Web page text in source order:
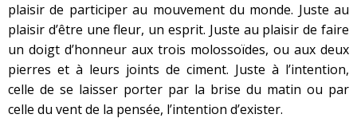
plaisir de participer au mouvement du monde. Juste au
plaisir d’être une fleur, un esprit. Juste au plaisir de faire
un doigt d’honneur aux trois molossoïdes, ou aux deux
pierres et à leurs joints de ciment. Juste à l’intention,
celle de se laisser porter par la brise du matin ou par
celle du vent de la pensée, l’intention d’exister.